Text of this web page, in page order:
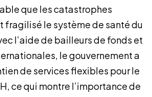
que les catastrophes
fragilisé le système de santé du
l’aide de bailleurs de fonds et
le gouvernement a
de services flexibles pour le
ce qui montre l’importance de